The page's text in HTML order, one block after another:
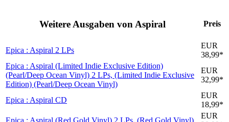
Weitere Ausgaben von Aspiral Preis
Epica : Aspiral 2 LPs
EUR
38,99*
Epica : Aspiral (Limited Indie Exclusive Edition)
(Pearl/Deep Ocean Vinyl) 2 LPs, (Limited Indie Exclusive
Edition) (Pearl/Deep Ocean Vinyl)
EUR
32,99*
Epica : Aspiral CD
EUR
18,99*
EUR